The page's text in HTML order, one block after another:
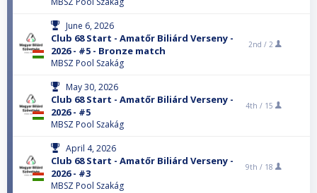
June 6, 2026
Club 68 Start - Amatőr Biliárd Verseny -
2026 - #5 - Bronze match
MBSZ Pool Szakág
2nd / 2
May 30, 2026
Club 68 Start - Amatőr Biliárd Verseny -
2026 - #5
MBSZ Pool Szakág
4th / 15
April 4, 2026
Club 68 Start - Amatőr Biliárd Verseny -
2026 - #3
MBSZ Pool Szakág
9th / 18